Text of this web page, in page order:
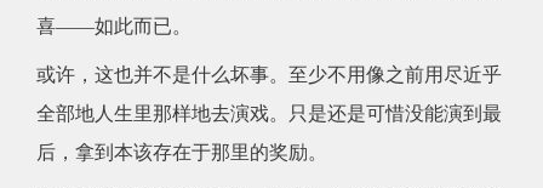
喜——如此而已。
或许，这也并不是什么坏事。至少不用像之前用尽近乎
全部地人生里那样地去演戏。只是还是可惜没能演到最
后，拿到本该存在于那里的奖励。